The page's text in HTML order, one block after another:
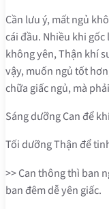
Cần lưu ý, mất ngủ
cái đầu. Nhiều khi gốc
không yên, Thận khí
vậy, muốn ngủ tốt
chữa giấc ngủ, mà
Sáng dưỡng Can để
Tối dưỡng Thận để
>> Can thông thì ban
ban đêm dễ yên giấc.